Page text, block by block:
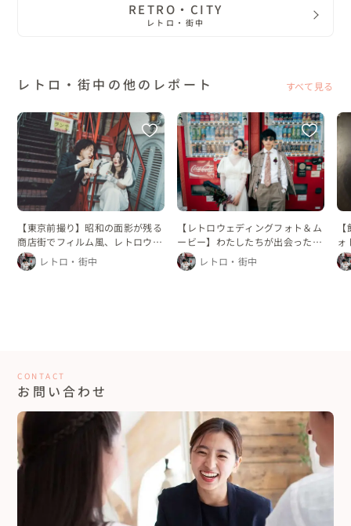
RETRO・CITY
レトロ・街中
レトロ・街中の他のレポート すべて見る
【東京前撮り】昭和の面影が残る
商店街でフィルム風、レトロウェ
ディングフォト
レトロ・街中
【レトロウェディングフォト＆ム
ービー】わたしたちが出会った街
で
レトロ・街中
ォ
前
CONTACT
お問い合わせ